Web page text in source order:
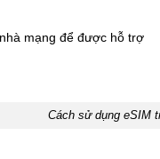
mạng để được hỗ trợ
Cách sử dụng eSIM